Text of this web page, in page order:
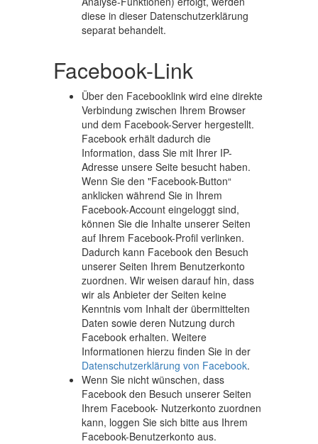
diese in dieser Datenschutzerklärung
separat behandelt.
Facebook-Link
Über den Facebooklink wird eine direkte
Verbindung zwischen Ihrem Browser
und dem Facebook-Server hergestellt.
Facebook erhält dadurch die
Information, dass Sie mit Ihrer IP-
Adresse unsere Seite besucht haben.
Wenn Sie den "Facebook-Button“
anklicken während Sie in Ihrem
Facebook-Account eingeloggt sind,
können Sie die Inhalte unserer Seiten
auf Ihrem Facebook-Profil verlinken.
Dadurch kann Facebook den Besuch
unserer Seiten Ihrem Benutzerkonto
zuordnen. Wir weisen darauf hin, dass
wir als Anbieter der Seiten keine
Kenntnis vom Inhalt der übermittelten
Daten sowie deren Nutzung durch
Facebook erhalten. Weitere
Informationen hierzu finden Sie in der
Datenschutzerklärung von Facebook.
Wenn Sie nicht wünschen, dass
Facebook den Besuch unserer Seiten
Ihrem Facebook- Nutzerkonto zuordnen
kann, loggen Sie sich bitte aus Ihrem
Facebook-Benutzerkonto aus.